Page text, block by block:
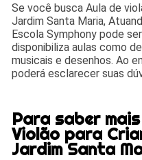
Se você busca Aula de
Jardim Santa Maria,
Escola Symphony pode
disponibiliza aulas como
musicais e desenhos. Ao
poderá esclarecer suas
Para saber
Violão para
Jardim Santa